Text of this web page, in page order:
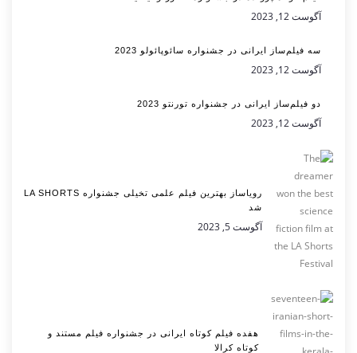
آگوست 12, 2023
سه فیلم‌ساز ایرانی در جشنواره سائوپائولو 2023
آگوست 12, 2023
دو فیلم‌ساز ایرانی در جشنواره تورنتو 2023
آگوست 12, 2023
رویاساز بهترین فیلم علمی تخیلی جشنواره LA SHORTS
شد
آگوست 5, 2023
هفده فیلم کوتاه ایرانی در جشنواره فیلم مستند و
کوتاه کرالا